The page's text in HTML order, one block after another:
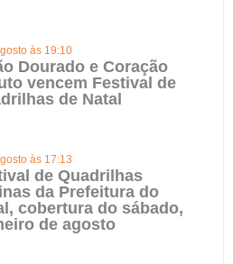
às 19:10
Dourado e Coração
vencem Festival de
de Natal
às 17:13
de Quadrilhas
da Prefeitura do
cobertura do sábado,
de agosto